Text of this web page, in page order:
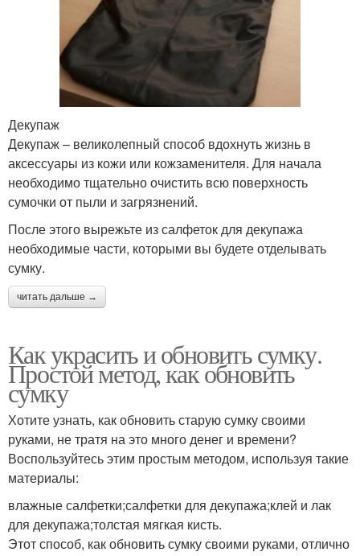
Декупаж
Декупаж – великолепный способ вдохнуть жизнь в
аксессуары из кожи или кожзаменителя. Для начала
необходимо тщательно очистить всю поверхность
сумочки от пыли и загрязнений.
После этого вырежьте из салфеток для декупажа
необходимые части, которыми вы будете отделывать
сумку.
читать дальше →
Как украсить и обновить сумку.
Простой метод, как обновить
сумку
Хотите узнать, как обновить старую сумку своими
руками, не тратя на это много денег и времени?
Воспользуйтесь этим простым методом, используя такие
материалы:
влажные салфетки;салфетки для декупажа;клей и лак
для декупажа;толстая мягкая кисть.
Этот способ, как обновить сумку своими руками, отлично